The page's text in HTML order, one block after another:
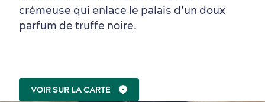
crémeuse qui enlace le palais d’un doux
parfum de truffe noire.
VOIR SUR LA CARTE